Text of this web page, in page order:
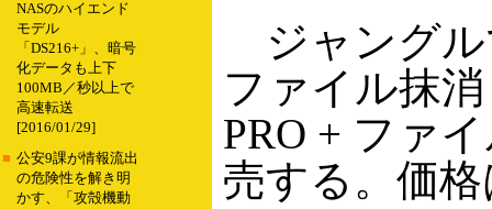
NASのハイエンド
モデル
「DS216+」、暗号
化データも上下
100MB／秒以上で
高速転送
[2016/01/29]
■ 公安9課が情報流出
の危険性を解き明
かす、「攻殻機動
ジャングル
ファイル抹
PRO + ファ
売する。価